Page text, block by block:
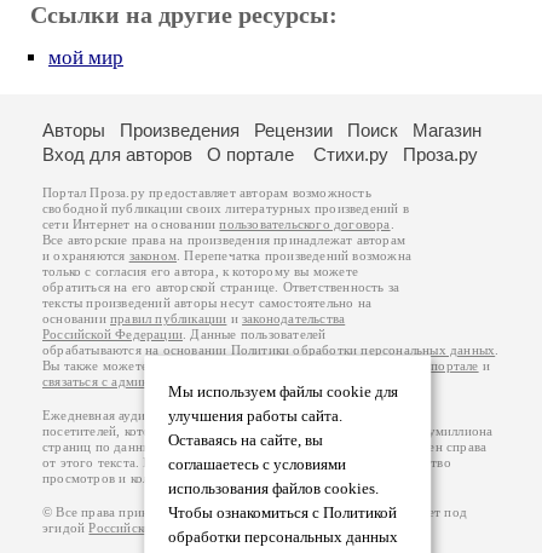
Ссылки на другие ресурсы:
мой мир
Мы используем файлы cookie для
улучшения работы сайта.
Оставаясь на сайте, вы
соглашаетесь с условиями
использования файлов cookies.
Чтобы ознакомиться с Политикой
обработки персональных данных
Авторы Произведения Рецензии Поиск
Магазин
Вход для авторов
О портале Стихи.ру Проза.ру
Портал Проза.ру предоставляет авторам возможность
свободной публикации своих литературных произведений в
сети Интернет на основаниипользовательского договора
Все авторские права на произведения принадлежат авторам
и охраняются законом . Перепечатка произведений возможна
только с согласия его автора, к которому вы можете
обратиться на его авторской странице. Ответственность за
тексты произведений авторы несут самостоятельно на
основанииправил публикации изаконодательства
Российской Федерации . Данные пользователей
обрабатываются на основании Политики обработки персональных данных
Вы также можете посмотреть более подробную
информацию о портале и
связаться с администрацией
Ежедневная аудитория портала Проза.ру – порядка 100 тысяч
посетителей, которые в общей сумме просматривают более полумиллиона
страниц по данным счетчика посещаемости, который расположен справа
от этого текста. В каждой графе указано по две цифры: количество
просмотров и количество посетителей.
© Все права принадлежат авторам, 2000-2026. Портал работает под
эгидойРоссийского союза писателей